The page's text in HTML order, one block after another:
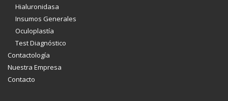
Hialuronidasa
Insumos Generales
Oculoplastía
Test Diagnóstico
Contactología
Nuestra Empresa
Contacto